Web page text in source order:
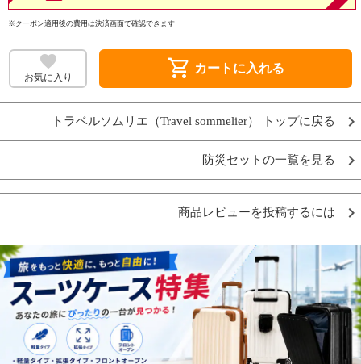
※クーポン適用後の費用は決済画面で確認できます
お気に入り shopping_cart カートに入れる
トラベルソムリエ（Travel sommelier） トップに戻る
防災セットの一覧を見る
商品レビューを投稿するには